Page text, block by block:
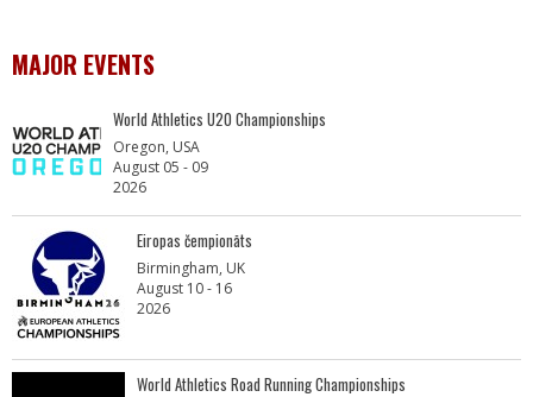
MAJOR EVENTS
World Athletics U20 Championships
Oregon, USA
August 05 - 09
2026
Eiropas čempionāts
Birmingham, UK
August 10 - 16
2026
World Athletics Road Running Championships